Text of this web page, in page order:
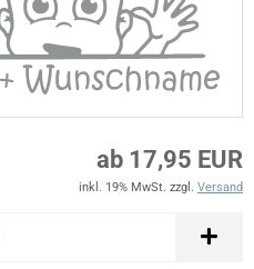
ab 17,95 EUR
inkl. 19% MwSt. zzgl. Versand